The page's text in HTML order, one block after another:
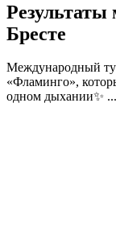
Результаты
Бресте
Международный
«Фламинго»,
одном дыхании✨ ...